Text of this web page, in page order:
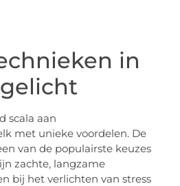
in
scala aan
met unieke voordelen. De
van de populairste keuzes
zachte, langzame
bij het verlichten van stress